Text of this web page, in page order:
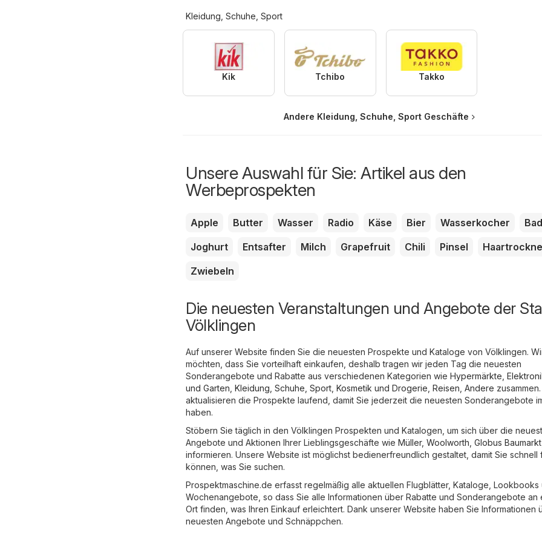
Kleidung, Schuhe, Sport
Kik Tchibo Takko
Andere Kleidung, Schuhe, Sport Geschäfte
Unsere Auswahl für Sie: Artikel aus den
Werbeprospekten
Apple Butter Wasser Radio Käse Bier Wasserkocher
Bad
Joghurt
Entsafter Milch Grapefruit Chili Pinsel
Zwiebeln
Die neuesten Veranstaltungen und Angebote der
Völklingen
Auf unserer Website finden Sie die neuesten Prospekte und Kataloge von Völklingen.
möchten, dass Sie vorteilhaft einkaufen, deshalb tragen wir jeden Tag die neuesten
Sonderangebote und Rabatte aus verschiedenen Kategorien wie Hypermärkte
und Garten Kleidung, Schuhe, Sport Kosmetik und Drogerie Reisen Andere
aktualisieren die Prospekte laufend, damit Sie jederzeit die neuesten Sonderangebote
haben.
Stöbern Sie täglich in den Völklingen Prospekten und Katalogen, um sich über die
Angebote und Aktionen Ihrer Lieblingsgeschäfte wie Müller, Woolworth Globus Baumarkt
informieren. Unsere Website ist möglichst bedienerfreundlich gestaltet, damit Sie schnell
können, was Sie suchen.
Prospektmaschine.de erfasst regelmäßig alle aktuellen Flugblätter, Kataloge, Lookbooks
Wochenangebote, so dass Sie alle Informationen über Rabatte und Sonderangebote an
Ort finden, was Ihren Einkauf erleichtert. Dank unserer Website haben Sie Informationen
neuesten Angebote und Schnäppchen.